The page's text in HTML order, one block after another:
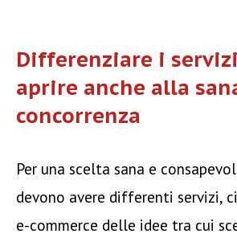
Differenziare i
aprire anche alla
concorrenza
Per una scelta sana e
devono avere differenti servizi,
e-commerce delle idee tra cui